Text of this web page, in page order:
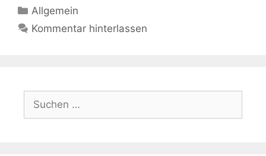
Kategorien
Allgemein
Kommentar hinterlassen
Suchen
nach: